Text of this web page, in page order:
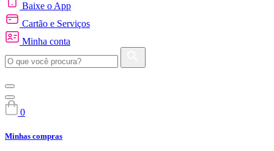
Baixe o App
Cartão e Serviços
Minha conta
0
Minhas compras